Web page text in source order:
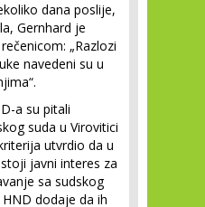
dana poslije,
Gernhard je
„Razlozi
navedeni su u
a su pitali
suda u Virovitici
utvrdio da u
javni interes za
sa sudskog
dodaje da ih